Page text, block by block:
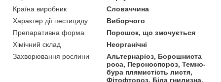
Країна виробник
Словаччина
Характер дії пестициду
Виборчого
Препаративна форма
Порошок, що змочується
Хімічний склад
Неорганічні
Захворювання рослини
Альтернаріоз, Борошниста
роса, Пероноспороз, Темно-
бура плямистість листя,
Фітофтороз, Біла гнилизна,